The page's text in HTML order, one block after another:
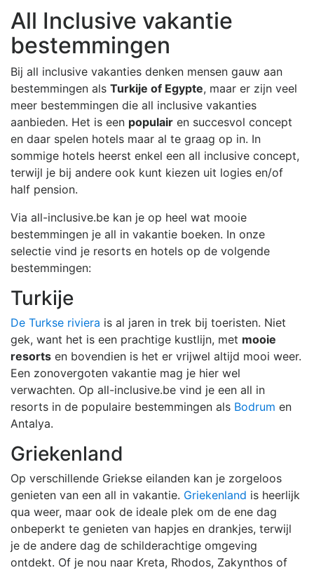
All Inclusive vakantie
bestemmingen
Bij all inclusive vakanties denken mensen gauw aan
bestemmingen als Turkije of Egypte, maar er zijn veel
meer bestemmingen die all inclusive vakanties
aanbieden. Het is een populair en succesvol concept
en daar spelen hotels maar al te graag op in. In
sommige hotels heerst enkel een all inclusive concept,
terwijl je bij andere ook kunt kiezen uit logies en/of
half pension.
Via all-inclusive.be kan je op heel wat mooie
bestemmingen je all in vakantie boeken. In onze
selectie vind je resorts en hotels op de volgende
bestemmingen:
Turkije
De Turkse riviera is al jaren in trek bij toeristen. Niet
gek, want het is een prachtige kustlijn, met mooie
resorts en bovendien is het er vrijwel altijd mooi weer.
Een zonovergoten vakantie mag je hier wel
verwachten. Op all-inclusive.be vind je een all in
resorts in de populaire bestemmingen als Bodrum en
Antalya.
Griekenland
Op verschillende Griekse eilanden kan je zorgeloos
genieten van een all in vakantie. Griekenland is heerlijk
qua weer, maar ook de ideale plek om de ene dag
onbeperkt te genieten van hapjes en drankjes, terwijl
je de andere dag de schilderachtige omgeving
ontdekt. Of je nou naar Kreta, Rhodos, Zakynthos of